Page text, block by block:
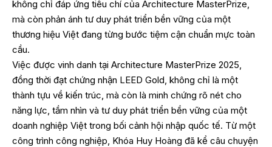
không chỉ đáp ứng tiêu chí của Architecture MasterPrize,
mà còn phản ánh tư duy phát triển bền vững của một
thương hiệu Việt đang từng bước tiệm cận chuẩn mực toàn
cầu.
Việc được vinh danh tại Architecture MasterPrize 2025,
đồng thời đạt chứng nhận LEED Gold, không chỉ là một
thành tựu về kiến trúc, mà còn là minh chứng rõ nét cho
năng lực, tầm nhìn và tư duy phát triển bền vững của một
doanh nghiệp Việt trong bối cảnh hội nhập quốc tế. Từ một
công trình công nghiệp, Khóa Huy Hoàng đã kể câu chuyện